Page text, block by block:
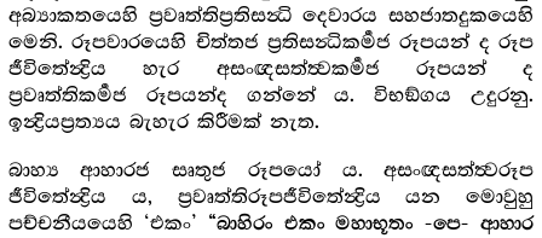
අබ්‍යාකතයෙහි ප්‍රවෘත්තිප්‍රතිසන්‍ධි දෙවාරය සහජාතදුකයෙහි
මෙනි. රූපවාරයෙහි චිත්තජ ප්‍රතිසන්‍ධිකර්‍මජ රූපයන් ද රූප
ජීවිතේන්‍ද්‍රිය හැර අසංඥසත්ත්‍වකර්‍මජ රූපයන් ද
ප්‍රවෘත්තිකර්‍මජ රූපයන්ද ගන්නේ ය. විභඞ්ගය උදුරනු.
ඉන්‍ද්‍රියප්‍රත්‍යය බැහැර කිරීමක් නැත.
බාහ්‍ය ආහාරජ සෘතුජ රූපයෝ ය. අසංඥසත්ත්‍වරූප
ජීවිතේන්‍ද්‍රිය ය, ප්‍රවෘත්තිරූපජීවිතේන්‍ද්‍රිය යන මොවුහු
පච්චනීයයෙහි ‘එකං’
“බාහිරං එකං මහාභූතං -පෙ- ආහාර